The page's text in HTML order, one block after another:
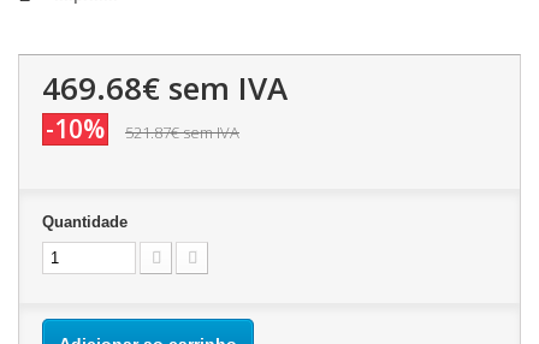
469.68€ sem IVA
-10% 521.87€sem IVA
Quantidade